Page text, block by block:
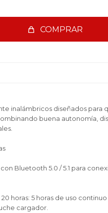
COMPRAR
inalámbricos diseñados para
buena autonomía,
Bluetooth 5.0 / 5.1 para
horas: 5 horas de uso
cargador.